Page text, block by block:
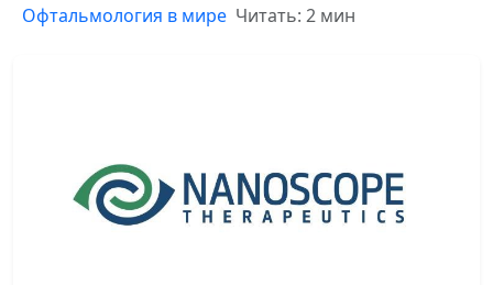
Офтальмология в мире Читать: 2 мин